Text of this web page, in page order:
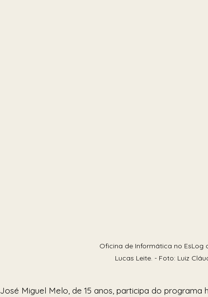
Oficina de Informática no EsLog
Lucas Leite. - Foto: Luiz
José Miguel Melo, de 15 anos, participa do programa